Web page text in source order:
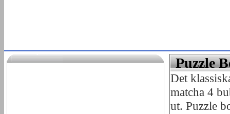
Puzzle
Det
matcha 4
ut. Puzzle